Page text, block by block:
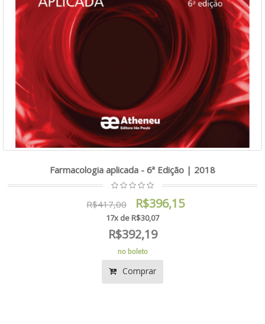
Farmacologia aplicada - 6ª Edição | 2018
R$417,00 R$396,15
17x de R$30,07
R$392,19
no boleto
Comprar